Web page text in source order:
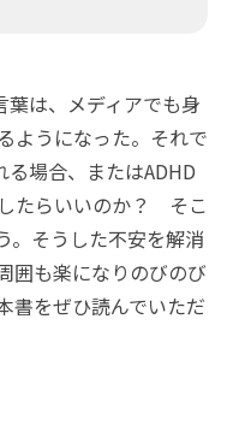
は、メディアでも身
ようになった。それで
場合、またはADHD
たらいいのか？ そこ
。そうした不安を解消
囲も楽になりのびのび
書をぜひ読んでいただ